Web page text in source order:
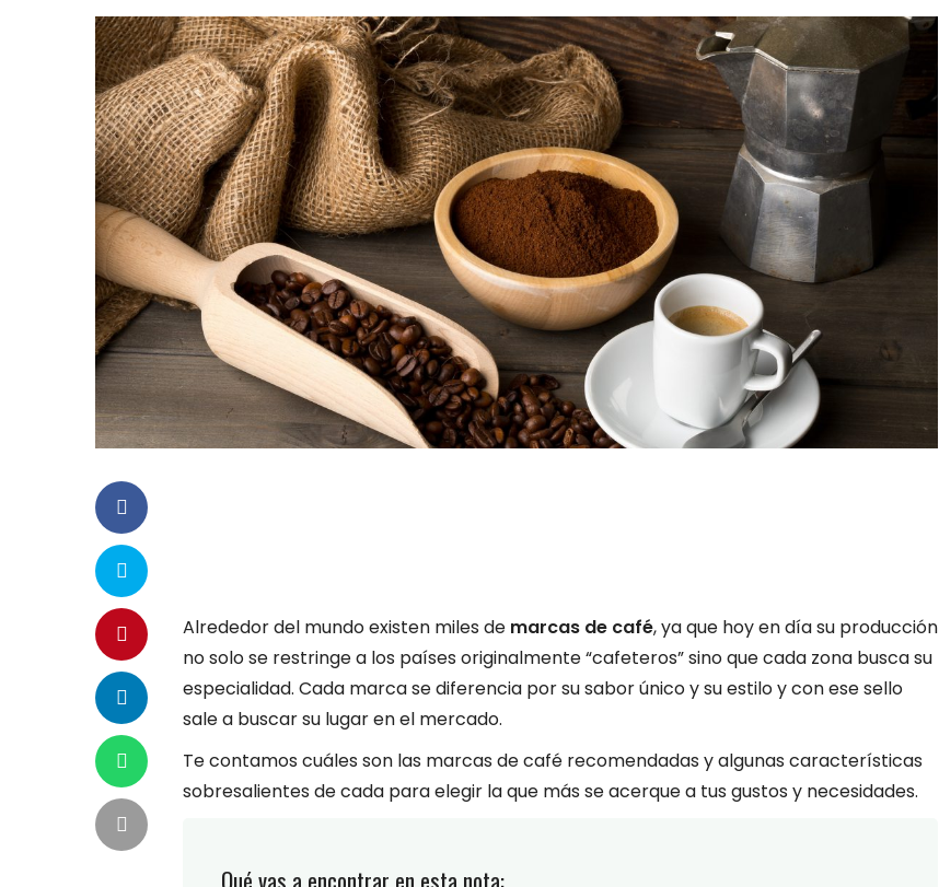
Alrededor del mundo existen miles de marcas de café, ya que hoy en día su producción
no solo se restringe a los países originalmente “cafeteros” sino que cada zona busca su
especialidad. Cada marca se diferencia por su sabor único y su estilo y con ese sello
sale a buscar su lugar en el mercado.
Te contamos cuáles son las marcas de café recomendadas y algunas características
sobresalientes de cada para elegir la que más se acerque a tus gustos y necesidades.
Qué vas a encontrar en esta nota: